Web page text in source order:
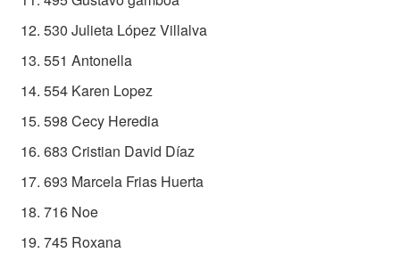
530 Julieta López Villalva
551 Antonella
554 Karen Lopez
598 Cecy Heredia
683 Cristian David Díaz
693 Marcela Frias Huerta
716 Noe
745 Roxana